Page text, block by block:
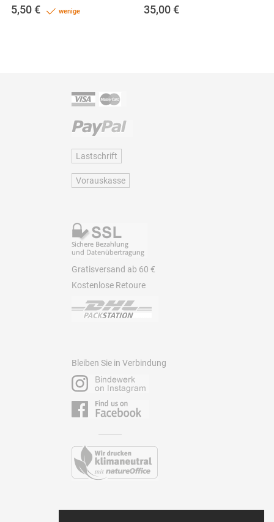
5,50 € wenige 35,00 €
Lastschrift
Vorauskasse
Gratisversand ab 60 €
Kostenlose Retoure
Bleiben Sie in Verbindung